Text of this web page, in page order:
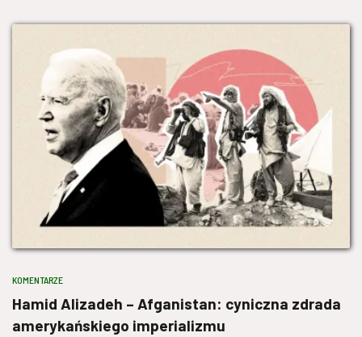
KOMENTARZE
Hamid Alizadeh – Afganistan: cyniczna zdrada
amerykańskiego imperializmu